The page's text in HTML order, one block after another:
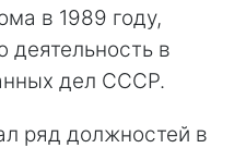
в 1989 году,
деятельность в
дел СССР.
ряд должностей в